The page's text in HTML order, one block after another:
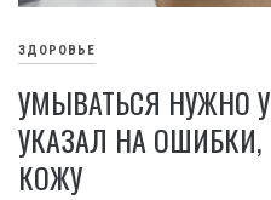
ЗДОРОВЬЕ
УМЫВАТЬСЯ НУЖНО
УКАЗАЛ НА ОШИБКИ,
КОЖУ